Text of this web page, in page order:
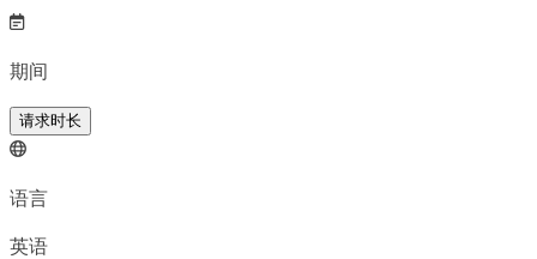
期间
请求时长
语言
英语